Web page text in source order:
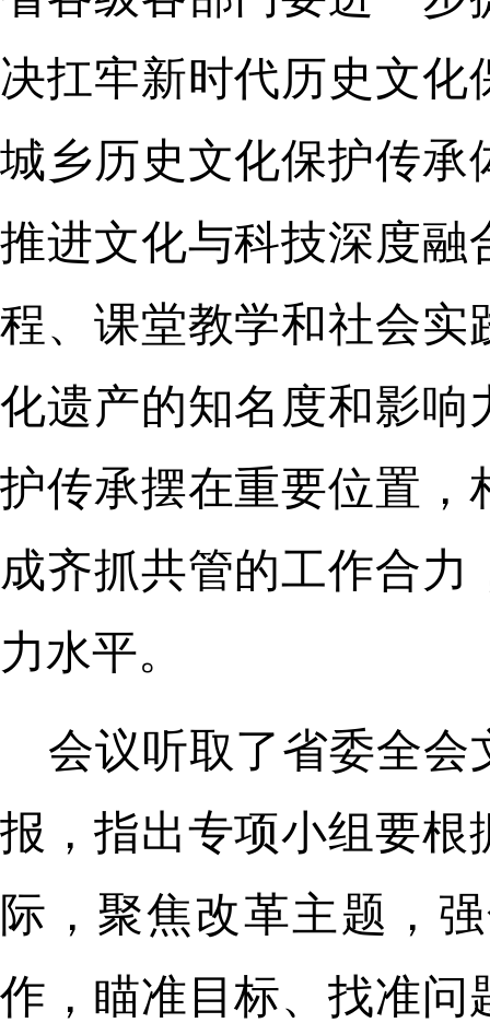
决扛牢新时代历史文
城乡历史文化保护传承
推进文化与科技深度融
程、课堂教学和社会实
化遗产的知名度和影响
护传承摆在重要位置，
成齐抓共管的工作合
力水平。
会议听取了省委全会
报，指出专项小组要根
际，聚焦改革主题，
作，瞄准目标、找准问